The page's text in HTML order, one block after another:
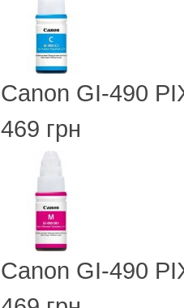
Canon GI-490
469 грн
Canon GI-490